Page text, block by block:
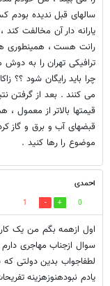
سالهای قبل ندیده بودم
یارانه دار آن مخالفت
رانت هست ، همینطوری
ترافیکی تهران را به
چرا باید رایگان شود ؟؟
می کنند . بعد از گرفتن
قیمتها بالاتر از معمول
قبضهای آب و برق و گاز
موضوع را رها کنید .
احمدی
0
1
اول ازهمه بگم من یک
سوال ازجناب مهاجری
لطفاجواب بدین دولتی
یادم نبودهنوزهزینه